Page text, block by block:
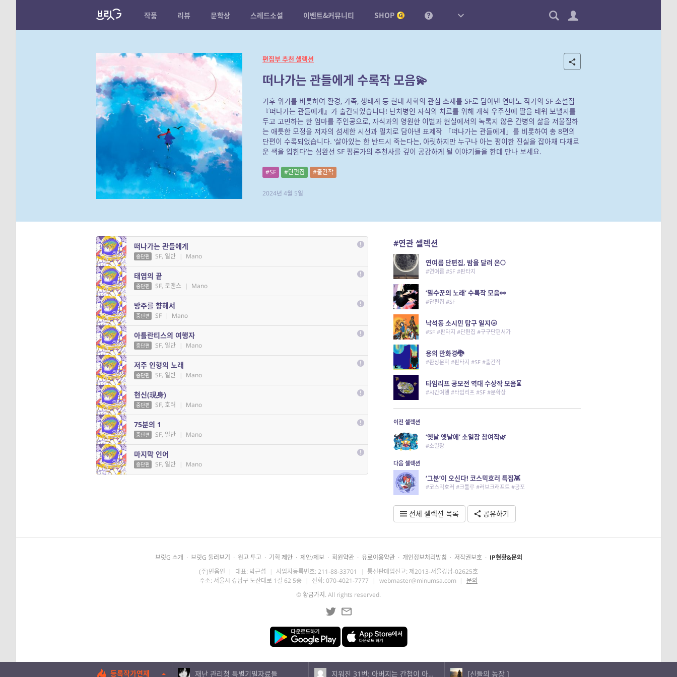
작품 리뷰 문학상 스레드소설 이벤트&커뮤니티 SHOP
편집부 추천 셀렉션
떠나가는 관들에게 수록작 모음💫
기후 위기를 비롯하여 환경, 가족, 생태계 등 현대 사회의 관심 소재를 SF로 담아낸 연마노 작가의 SF 소설집
『떠나가는 관들에게』가 출간되었습니다! 난치병인 자식의 치료를 위해 개척 우주선에 딸을 태워 보낼지를
두고 고민하는 한 엄마를 주인공으로, 자식과의 영원한 이별과 현실에서의 녹록지 않은 간병의 삶을 저울질하
는 애틋한 모정을 저자의 섬세한 시선과 필치로 담아낸 표제작 「떠나가는 관들에게」를 비롯하여 총 8편의
단편이 수록되었습니다. ‘살아있는 한 반드시 죽는다는, 아릿하지만 누구나 아는 평이한 진실을 잡아채 다채로
운 색을 입힌다’는 심완선 SF 평론가의 추천사를 깊이 공감하게 될 이야기들을 한데 만나 보세요.
#SF #단편집 #출간작
2024년 4월 5일
떠나가는 관들에게
중단편 SF, 일반 | Mano
태엽의 끝
중단편 SF, 로맨스 | Mano
방주를 향해서
중단편 SF | Mano
아틀란티스의 여행자
중단편 SF, 일반 | Mano
저주 인형의 노래
중단편 SF, 일반 | Mano
현신(現身)
중단편 SF, 호러 | Mano
75분의 1
중단편 SF, 일반 | Mano
마지막 인어
중단편 SF, 일반 | Mano
#연관 셀렉션
연여름 단편집, 밤을 달려 온🌕
#연여름 #SF #판타지
‘밀수꾼의 노래’ 수록작 모음👀
#단편집 #SF
낙석동 소시민 탐구 일지🌝
#SF #판타지 #단편집 #구구단편서가
용의 만화경🐉
#환상문학 #판타지 #SF #출간작
타임리프 공모전 역대 수상작 모음⌛
#시간여행 #타임리프 #SF #문학상
이전 셀렉션
‘옛날 옛날에’ 소일장 참여작🌿
#소일장
다음 셀렉션
‘그분’이 오신다! 코스믹호러 특집👾
#코스믹호러 #크툴루 #러브크래프트 #공포
전체 셀렉션 목록 공유하기
브릿G 소개 · 브릿G 둘러보기 · 원고 투고 · 기획 제안 · 제안/제보 · 회원약관 · 유료이용약관 · 개인정보처리방침 · 저작권보호 · IP현황&문의
(주)민음인 | 대표: 박근섭 | 사업자등록번호: 211-88-33701 | 통신판매업신고: 제2013-서울강남-02625호
주소: 서울시 강남구 도산대로 1길 62 5층 | 전화: 070-4021-7777 | webmaster@minumsa.com | 문의
©황금가지 . All rights reserved.
등록작가연재 재난 관리청 특별기밀자료들 지워진 31번: 아버지는 간첩이 아니었다 [신들의 농장 ]